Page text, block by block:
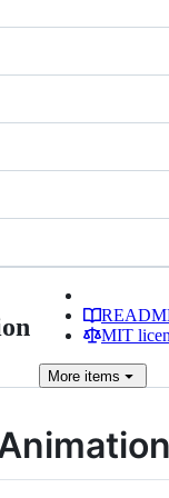
MIT
More items